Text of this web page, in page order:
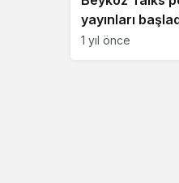
yayınları
1 yıl önce